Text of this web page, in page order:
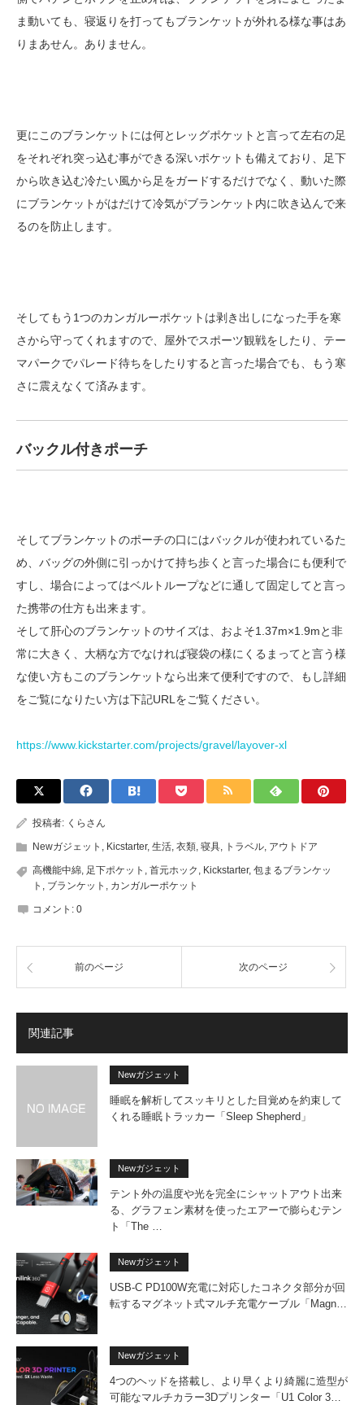
ま動いても、寝返りを打ってもブランケットが外れる様な事はあ
りまあせん。ありません。
更にこのブランケットには何とレッグポケットと言って左右の足
をそれぞれ突っ込む事ができる深いポケットも備えており、足下
から吹き込む冷たい風から足をガードするだけでなく、動いた際
にブランケットがはだけて冷気がブランケット内に吹き込んで来
るのを防止します。
そしてもう1つのカンガルーポケットは剥き出しになった手を寒
さから守ってくれますので、屋外でスポーツ観戦をしたり、テー
マパークでパレード待ちをしたりすると言った場合でも、もう寒
さに震えなくて済みます。
バックル付きポーチ
そしてブランケットのポーチの口にはバックルが使われているた
め、バッグの外側に引っかけて持ち歩くと言った場合にも便利で
すし、場合によってはベルトループなどに通して固定してと言っ
た携帯の仕方も出来ます。
そして肝心のブランケットのサイズは、およそ1.37m×1.9mと非
常に大きく、大柄な方でなければ寝袋の様にくるまってと言う様
な使い方もこのブランケットなら出来て便利ですので、もし詳細
をご覧になりたい方は下記URLをご覧ください。
https://www.kickstarter.com/projects/gravel/layover-xl
投稿者: くらさん
Newガジェット , Kicstarter, 生活, 衣類, 寝具, トラベル, アウトドア
高機能中綿, 足下ポケット , 首元ホック , Kickstarter, 包まるブランケッ
ト , ブランケット , カンガルーポケット
コメント: 0
前のページ 次のページ
関連記事
Newガジェット
睡眠を解析してスッキリとした目覚めを約束して
くれる睡眠トラッカー「Sleep Shepherd」
Newガジェット
テント外の温度や光を完全にシャットアウト出来
る、グラフェン素材を使ったエアーで膨らむテン
ト「The …
Newガジェット
USB-C PD100W充電に対応したコネクタ部分が回
転するマグネット式マルチ充電ケーブル「Magn…
Newガジェット
4つのヘッドを搭載し、より早くより綺麗に造型が
可能なマルチカラー3Dプリンター「U1 Color 3…